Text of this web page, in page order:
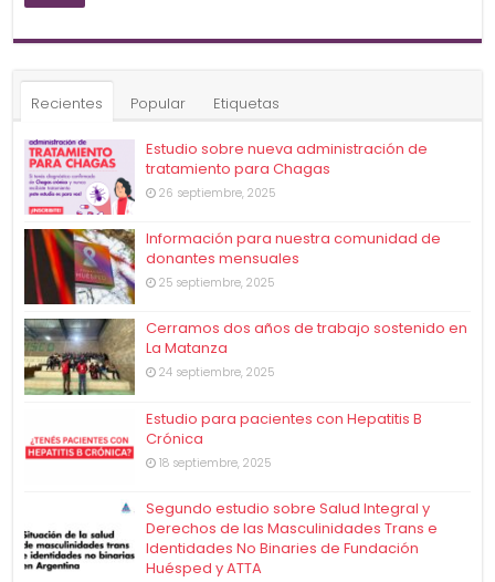
Recientes Popular Etiquetas
Estudio sobre nueva administración de
tratamiento para Chagas
26 septiembre, 2025
Información para nuestra comunidad de
donantes mensuales
25 septiembre, 2025
Cerramos dos años de trabajo sostenido en
La Matanza
24 septiembre, 2025
Estudio para pacientes con Hepatitis B
Crónica
18 septiembre, 2025
Segundo estudio sobre Salud Integral y
Derechos de las Masculinidades Trans e
Identidades No Binaries de Fundación
Huésped y ATTA